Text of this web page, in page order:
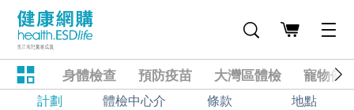
身體檢查 預防疫苗 大灣區體檢 寵物健
計劃
體檢中心介
條款 地點